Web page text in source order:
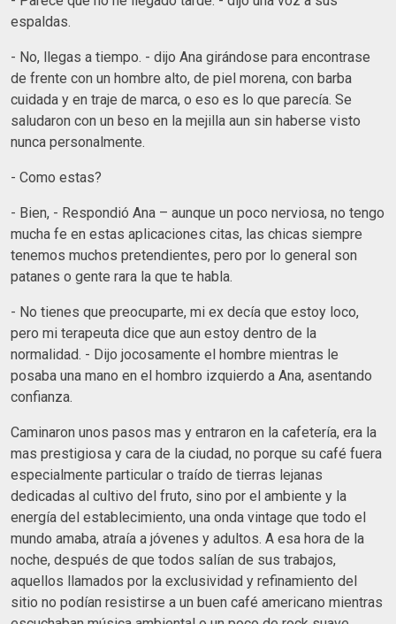
espaldas.
- No, llegas a tiempo. - dijo Ana girándose para encontrase
de frente con un hombre alto, de piel morena, con barba
cuidada y en traje de marca, o eso es lo que parecía. Se
saludaron con un beso en la mejilla aun sin haberse visto
nunca personalmente.
- Como estas?
- Bien, - Respondió Ana – aunque un poco nerviosa, no tengo
mucha fe en estas aplicaciones citas, las chicas siempre
tenemos muchos pretendientes, pero por lo general son
patanes o gente rara la que te habla.
- No tienes que preocuparte, mi ex decía que estoy loco,
pero mi terapeuta dice que aun estoy dentro de la
normalidad. - Dijo jocosamente el hombre mientras le
posaba una mano en el hombro izquierdo a Ana, asentando
confianza.
Caminaron unos pasos mas y entraron en la cafetería, era la
mas prestigiosa y cara de la ciudad, no porque su café fuera
especialmente particular o traído de tierras lejanas
dedicadas al cultivo del fruto, sino por el ambiente y la
energía del establecimiento, una onda vintage que todo el
mundo amaba, atraía a jóvenes y adultos. A esa hora de la
noche, después de que todos salían de sus trabajos,
aquellos llamados por la exclusividad y refinamiento del
sitio no podían resistirse a un buen café americano mientras